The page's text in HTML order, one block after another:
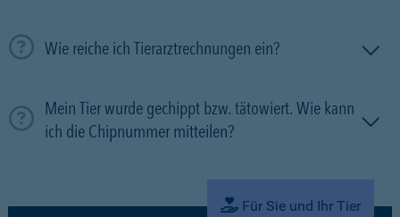
Wie reiche ich Tierarztrechnungen ein?
Mein Tier wurde gechippt bzw. tätowiert. Wie kann
ich die Chipnummer mitteilen?
Für Sie und Ihr Tier